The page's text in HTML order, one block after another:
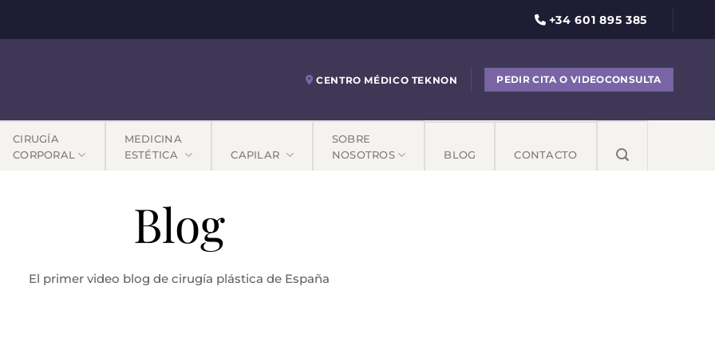
+34 601 895 385
CENTRO MÉDICO TEKNON PEDIR CITA O VIDEOCONSULTA
CIRUGÍA
CORPORAL
MEDICINA
ESTÉTICA
CAPILAR
SOBRE
NOSOTROS
BLOG CONTACTO
Blog
El primer video blog de cirugía plástica de España